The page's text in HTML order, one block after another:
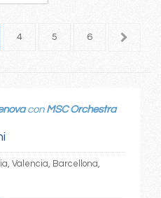
4 5 6 7
con MSC Orchestra
Valencia, Barcellona,